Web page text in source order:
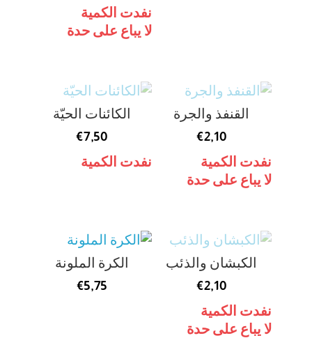
نفدت الكمية
لا يباع على حدة
القنفذ والجرة
€2,10
نفدت الكمية
لا يباع على حدة
الكائنات الحيّة
€7,50
نفدت الكمية
الكبشان والذئب
€2,10
نفدت الكمية
لا يباع على حدة
الكرة الملونة
€5,75